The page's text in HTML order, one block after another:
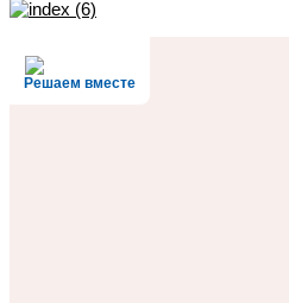
Решаем вместе